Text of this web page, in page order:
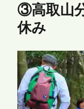
③高取山
休み